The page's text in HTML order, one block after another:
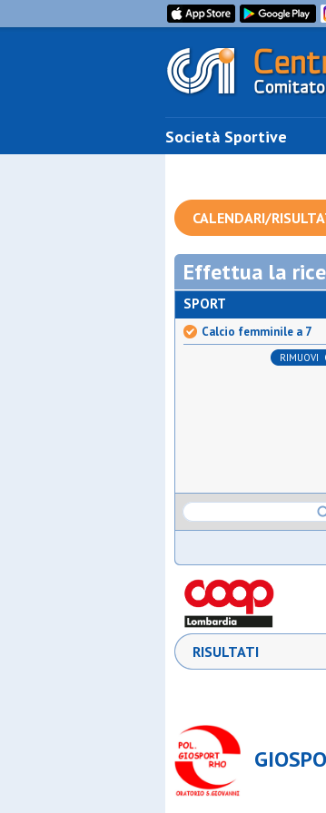
Società Sportive
CALENDARI/
Effettua la
SPORT
Calcio femminile a 7
RIMUOVI
RISULTATI